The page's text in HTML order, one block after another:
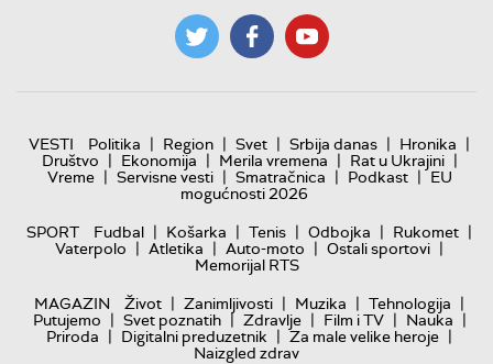
VESTI Politika | Region | Svet | Srbija danas | Hronika |
Društvo | Ekonomija | Merila vremena | Rat u Ukrajini |
Vreme | Servisne vesti | Smatračnica | Podkast | EU
mogućnosti 2026
SPORT
Fudbal | Košarka | Tenis | Odbojka | Rukomet |
Vaterpolo | Atletika | Auto-moto | Ostali sportovi |
Memorijal RTS
MAGAZIN
Život | Zanimljivosti | Muzika | Tehnologija |
Putujemo | Svet poznatih | Zdravlje | Film i TV | Nauka |
Priroda | Digitalni preduzetnik | Za male velike heroje |
Naizgled zdrav